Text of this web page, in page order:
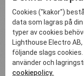
februari 2021 (1)
juni 2020(1)
december 2019(1)
november 2019(1)
maj 2019(1)
Cookies ("kakor")
data som lagras på
typer av cookies
Lighthouse Electro
följande slags
använder och
cookiepolicy.